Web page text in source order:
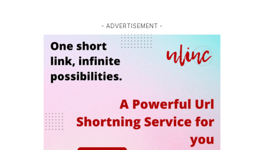
- ADVERTISEMENT -